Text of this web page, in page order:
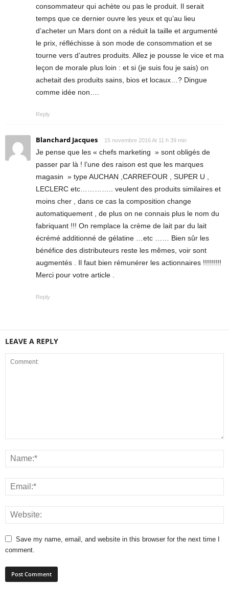
consommateur qui achète ou pas le produit. Il serait
temps que ce dernier ouvre les yeux et qu’au lieu
d’acheter un Mars dont on a réduit la taille et argumenté
le prix, réfléchisse à son mode de consommation et se
tourne vers d’autres produits. Allez je pousse le vice et ma
leçon de morale plus loin : et si (je suis fou je sais) on
achetait des produits sains, bios et locaux…? Dingue
comme idée non….
Reply
Blanchard Jacques 15 novembre 2016 At 11 h 39 min
Je pense que les « chefs marketing » sont obligés de
passer par là ! l’une des raison est que les marques
magasin » type AUCHAN ,CARREFOUR , SUPER U ,
LECLERC etc………….. veulent des produits similaires et
moins cher , dans ce cas la composition change
automatiquement , de plus on ne connais plus le nom du
fabriquant !!! On remplace la crème de lait par du lait
écrémé additionné de gélatine …etc …… Bien sûr les
bénéfice des distributeurs reste les mêmes, voir sont
augmentés . Il faut bien rémunérer les actionnaires !!!!!!!!!
Merci pour votre article .
Reply
LEAVE A REPLY
Save my name, email, and website in this browser for the next time I
comment.